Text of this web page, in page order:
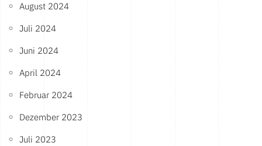
August 2024
Juli 2024
Juni 2024
April 2024
Februar 2024
Dezember 2023
Juli 2023